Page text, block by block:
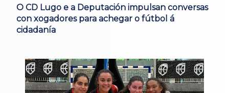
O CD Lugo e a Deputación impulsan conversas
con xogadores para achegar o fútbol á
cidadanía